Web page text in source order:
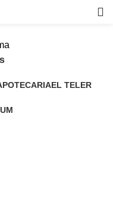
EL TELER